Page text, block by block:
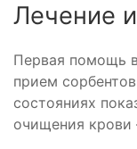
Лечение
Первая помощь
прием
состояниях
очищения крови